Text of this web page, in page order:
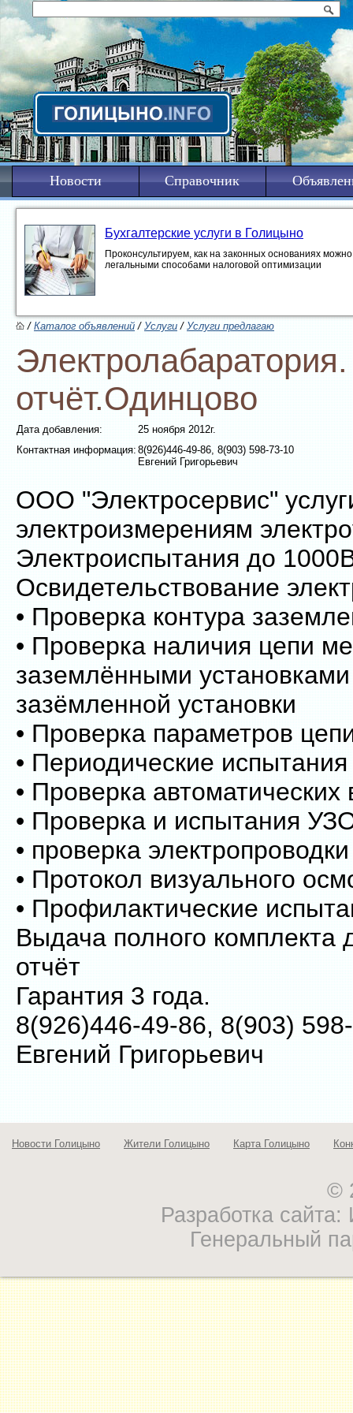
Новости Справочник
Бухгалтерские услуги в Голицыно
Проконсультируем, как на законных основаниях
легальными способами налоговой оптимизации
/Каталог объявлений/Услуги /Услуги предлагаю
отчёт.Одинцово
Дата добавления:
25 ноября 2012г.
Контактная информация:8(926)446-49-86, 8(903) 598-73-10
Евгений Григорьевич
ООО "Электросервис"
электроизмерениям
Электроиспытания до
Освидетельствование
• Проверка контура
• Проверка наличия цепи
заземлёнными
зазёмленной установки
• Проверка параметров
• Периодические испытания
• Проверка
• Проверка и испытания
• проверка электропроводки
• Протокол визуального
• Профилактические
Выдача полного комплекта
отчёт
Гарантия 3 года.
8(926)446-49-86, 8(903)
Евгений Григорьевич
Новости Голицыно Жители Голицыно Карта Голицыно
©
Разработка
Генеральный